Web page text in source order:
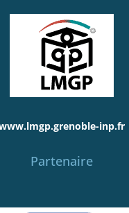
inp.fr
Partenaire